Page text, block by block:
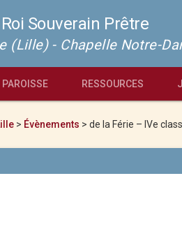
Souverain Prêtre
(Lille) - Chapelle Notre-
PAROISSE RESSOURCES
> Évènements > de la Férie – IVe